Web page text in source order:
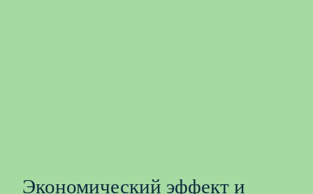
Экономический эффект и